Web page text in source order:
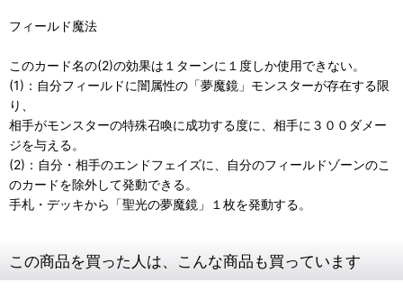
フィールド魔法
このカード名の(2)の効果は１ターンに１度しか使用できない。
(1)：自分フィールドに闇属性の「夢魔鏡」モンスターが存在する限
り、
相手がモンスターの特殊召喚に成功する度に、相手に３００ダメー
ジを与える。
(2)：自分・相手のエンドフェイズに、自分のフィールドゾーンのこ
のカードを除外して発動できる。
手札・デッキから「聖光の夢魔鏡」１枚を発動する。
この商品を買った人は、こんな商品も買っています